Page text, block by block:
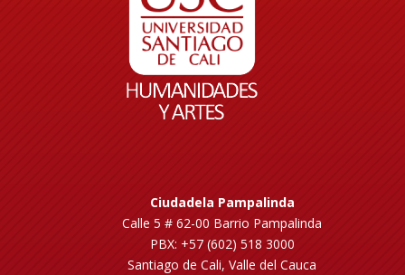
Ciudadela Pampalinda
Calle 5 # 62-00 Barrio Pampalinda
PBX: +57 (602) 518 3000
Santiago de Cali, Valle del Cauca